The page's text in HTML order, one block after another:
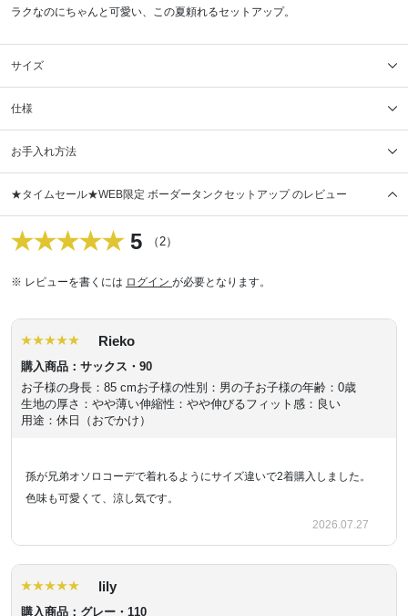
ラクなのにちゃんと可愛い、この夏頼れるセットアップ。
サイズ
仕様
お手入れ方法
★タイムセール★WEB限定 ボーダータンクセットアップ のレビュー
5 （2）
※ レビューを書くには ログイン が必要となります。
Rieko
購入商品：サックス・90
お子様の身長：85 cmお子様の性別：男の子お子様の年齢：0歳
生地の厚さ：やや薄い伸縮性：やや伸びるフィット感：良い
用途：休日（おでかけ）
孫が兄弟オソロコーデで着れるようにサイズ違いで2着購入しました。
色味も可愛くて、涼し気です。
2026.07.27
lily
購入商品：グレー・110